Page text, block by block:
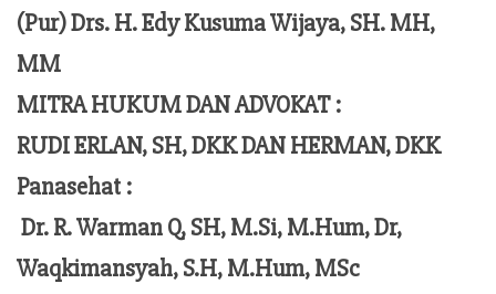
(Pur) Drs. H. Edy Kusuma Wijaya, SH. MH,
MM
MITRA HUKUM DAN ADVOKAT :
RUDI ERLAN, SH, DKK DAN HERMAN, DKK
Panasehat :
Dr. R. Warman Q, SH, M.Si, M.Hum,Dr,
Waqkimansyah, S.H, M.Hum, MSc